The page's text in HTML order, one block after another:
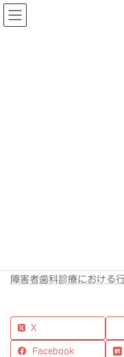
コ
ン
テ
ナ
ビ
ゲ
障害者歯科診療における
Facebook
X